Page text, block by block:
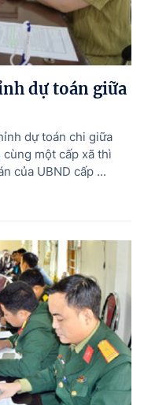
dự toán giữa
dự toán chi giữa
một cấp xã thì
của UBND cấp ...